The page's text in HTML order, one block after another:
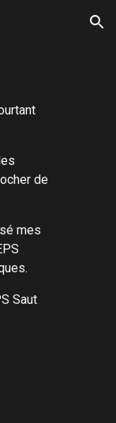
de
mes
Saut